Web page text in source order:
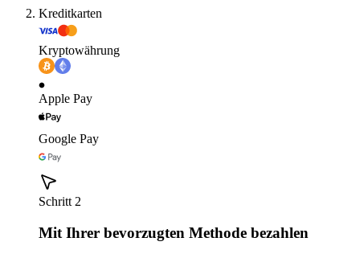
Kreditkarten
Kryptowährung
Apple Pay
Google Pay
Schritt 2
Mit Ihrer bevorzugten Methode bezahlen